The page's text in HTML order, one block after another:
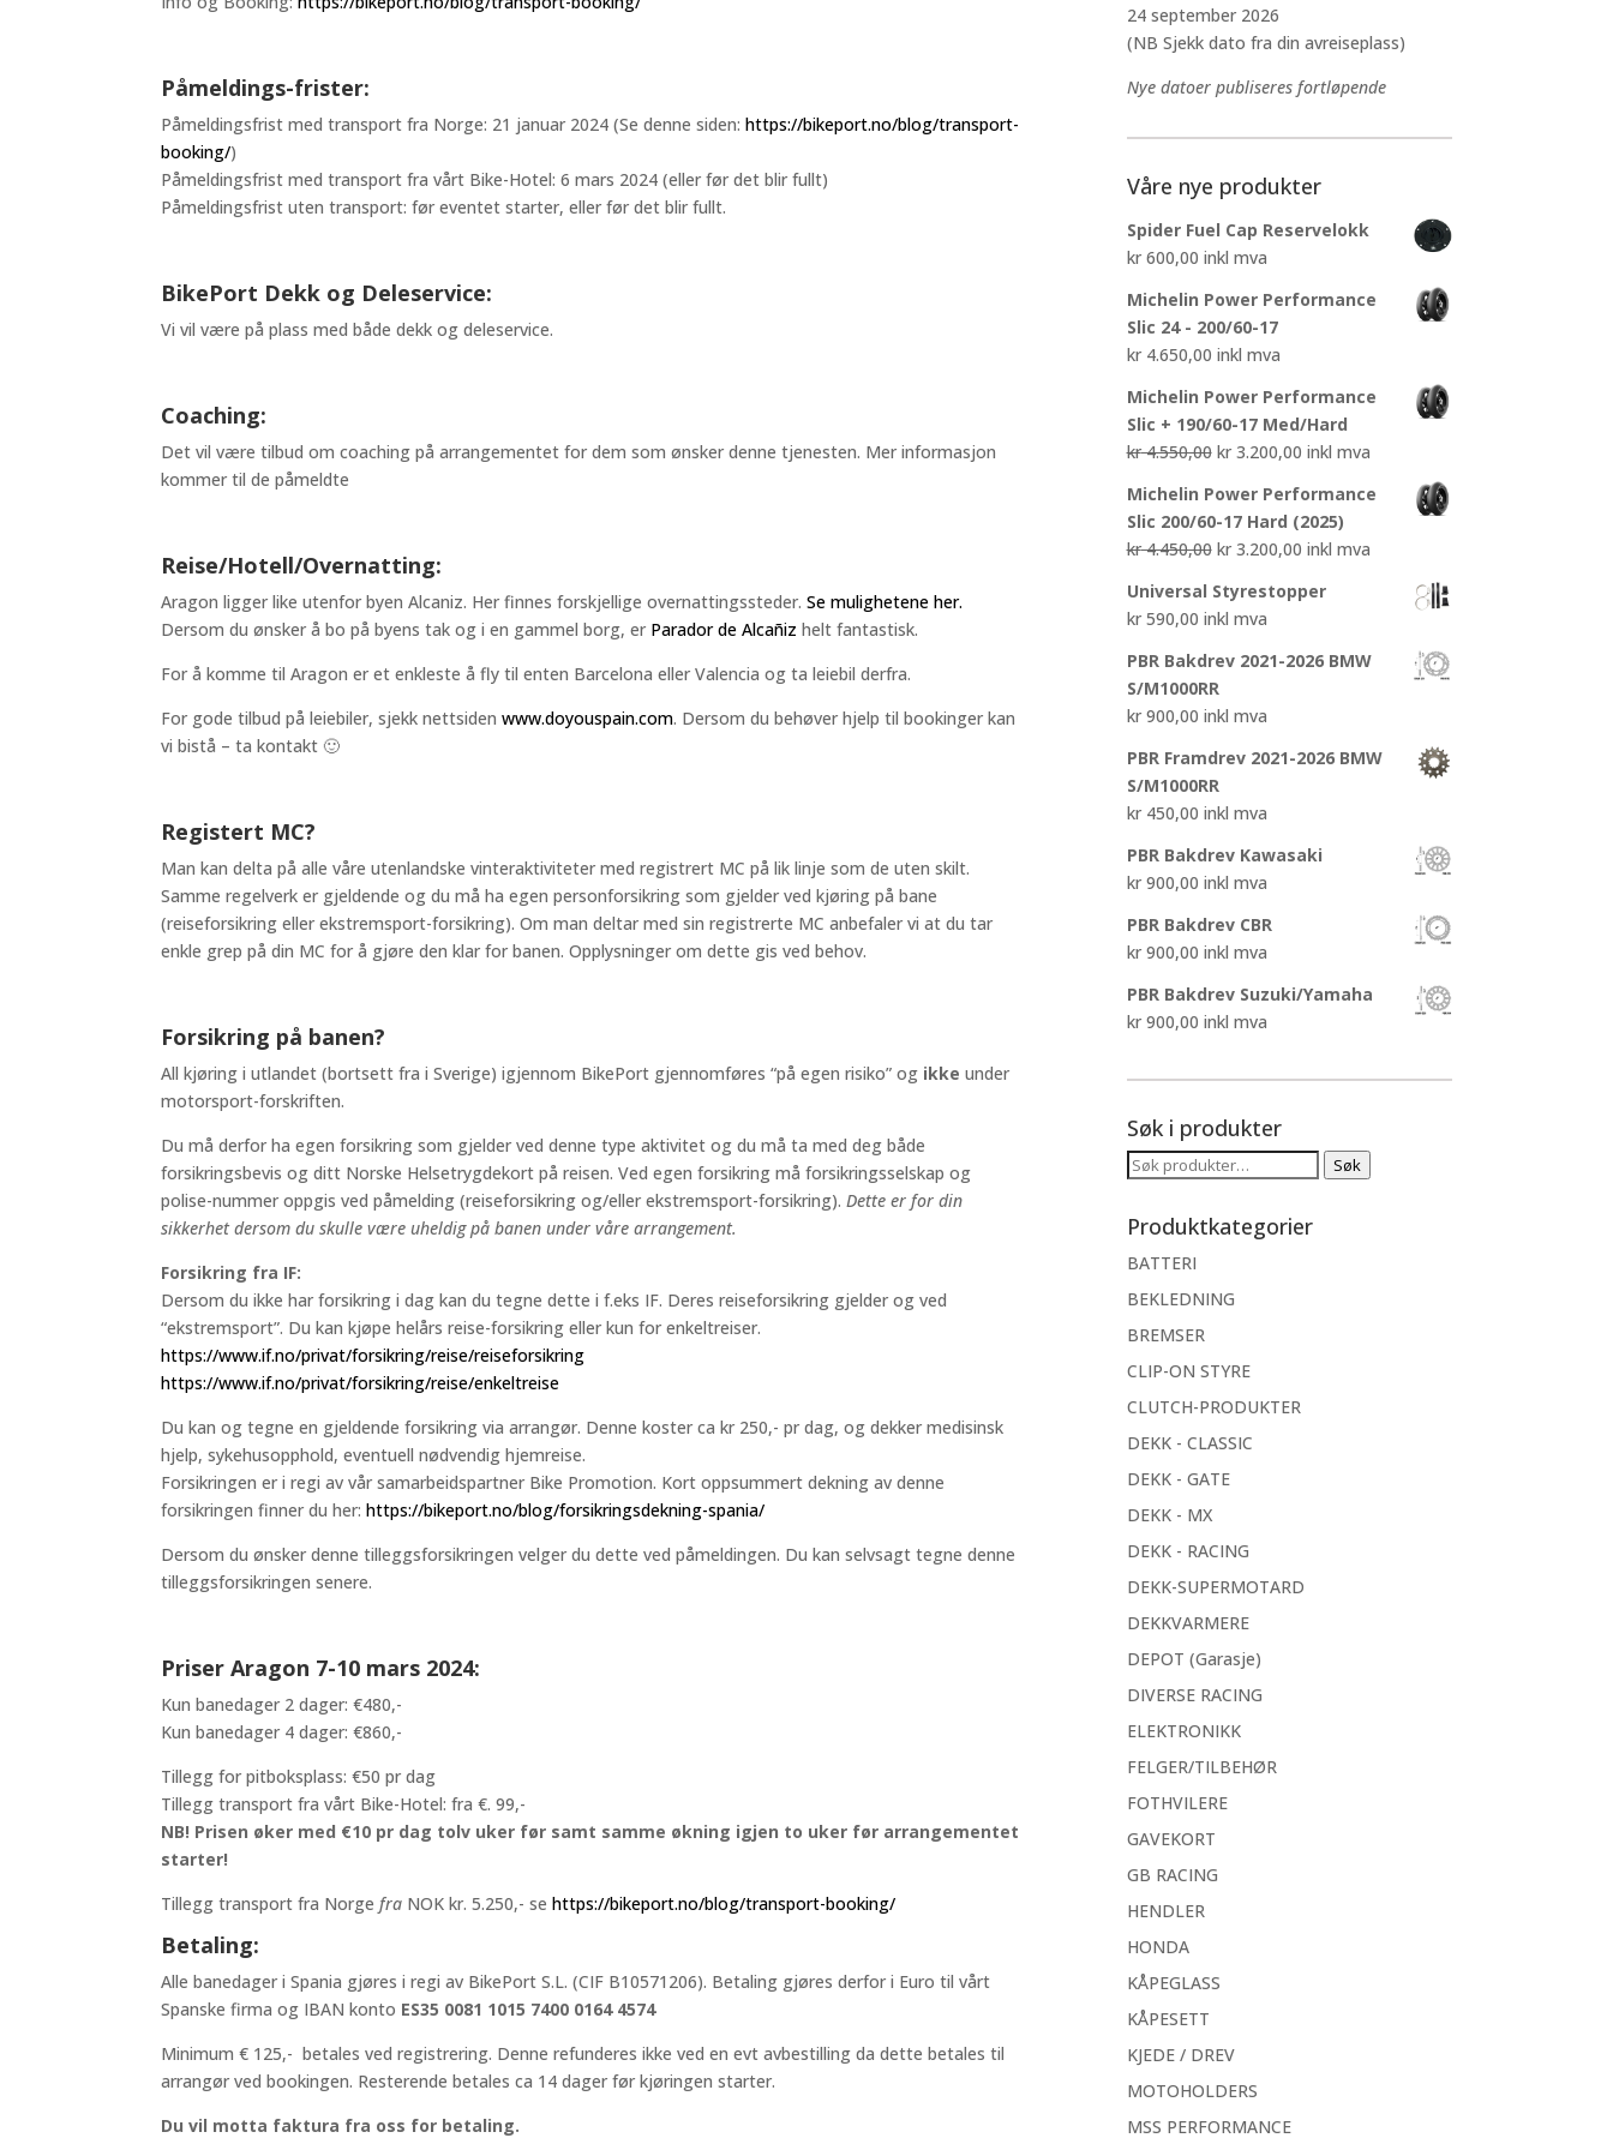
Påmeldings-frister:
Påmeldingsfrist med transport fra Norge: 21 januar 2024 (Se denne siden:https://bikeport.no/blog/transport-
booking/)
Påmeldingsfrist med transport fra vårt Bike-Hotel: 6 mars 2024 (eller før det blir fullt)
Påmeldingsfrist uten transport: før eventet starter, eller før det blir fullt.
BikePort Dekk og Deleservice:
Vi vil være på plass med både dekk og deleservice.
Coaching:
Det vil være tilbud om coaching på arrangementet for dem som ønsker denne tjenesten. Mer informasjon
kommer til de påmeldte
Reise/Hotell/Overnatting:
Aragon ligger like utenfor byen Alcaniz. Her finnes forskjellige overnattingssteder.Se mulighetene her.
Dersom du ønsker å bo på byens tak og i en gammel borg, er Parador de Alcañiz helt fantastisk.
For å komme til Aragon er et enkleste å fly til enten Barcelona eller Valencia og ta leiebil derfra.
For gode tilbud på leiebiler, sjekk nettsidenwww.doyouspain.com. Dersom du behøver hjelp til bookinger kan
vi bistå – ta kontakt 🙂
Registert MC?
Man kan delta på alle våre utenlandske vinteraktiviteter med registrert MC på lik linje som de uten skilt.
Samme regelverk er gjeldende og du må ha egen personforsikring som gjelder ved kjøring på bane
(reiseforsikring eller ekstremsport-forsikring). Om man deltar med sin registrerte MC anbefaler vi at du tar
enkle grep på din MC for å gjøre den klar for banen. Opplysninger om dette gis ved behov.
Forsikring på banen?
All kjøring i utlandet (bortsett fra i Sverige) igjennom BikePort gjennomføres “på egen risiko” og ikke under
motorsport-forskriften.
Du må derfor ha egen forsikring som gjelder ved denne type aktivitet og du må ta med deg både
forsikringsbevis og ditt Norske Helsetrygdekort på reisen. Ved egen forsikring må forsikringsselskap og
polise-nummer oppgis ved påmelding (reiseforsikring og/eller ekstremsport-forsikring).Dette er for din
sikkerhet dersom du skulle være uheldig på banen under våre arrangement.
Forsikring fra IF:
Dersom du ikke har forsikring i dag kan du tegne dette i f.eks IF. Deres reiseforsikring gjelder og ved
“ekstremsport”. Du kan kjøpe helårs reise-forsikring eller kun for enkeltreiser.
https://www.if.no/privat/forsikring/reise/reiseforsikring
https://www.if.no/privat/forsikring/reise/enkeltreise
Du kan og tegne en gjeldende forsikring via arrangør. Denne koster ca kr 250,- pr dag, og dekker medisinsk
hjelp, sykehusopphold, eventuell nødvendig hjemreise.
Forsikringen er i regi av vår samarbeidspartner Bike Promotion. Kort oppsummert dekning av denne
forsikringen finner du her:https://bikeport.no/blog/forsikringsdekning-spania/
Dersom du ønsker denne tilleggsforsikringen velger du dette ved påmeldingen. Du kan selvsagt tegne denne
tilleggsforsikringen senere.
Priser Aragon 7-10 mars 2024:
Kun banedager 2 dager: €480,-
Kun banedager 4 dager: €860,-
Tillegg for pitboksplass: €50 pr dag
Tillegg transport fra vårt Bike-Hotel: fra €. 99,-
NB! Prisen øker med €10 pr dag tolv uker før samt samme økning igjen to uker før arrangementet
starter!
Tillegg transport fra Norgefra NOK kr. 5.250,- sehttps://bikeport.no/blog/transport-booking/
Betaling:
Alle banedager i Spania gjøres i regi av BikePort S.L. (CIF B10571206). Betaling gjøres derfor i Euro til vårt
Spanske firma og IBAN konto ES35 0081 1015 7400 0164 4574
Minimum € 125,- betales ved registrering. Denne refunderes ikke ved en evt avbestilling da dette betales til
arrangør ved bookingen. Resterende betales ca 14 dager før kjøringen starter.
Du vil motta faktura fra oss for betaling.
24 september 2026
(NB Sjekk dato fra din avreiseplass)
Nye datoer publiseres fortløpende
Våre nye produkter
Spider Fuel Cap Reservelokk
kr600,00 inkl mva
Michelin Power Performance
Slic 24 - 200/60-17
kr4.650,00 inkl mva
Michelin Power Performance
Slic + 190/60-17 Med/Hard
kr4.550,00 Opprinnelig
var:
kr 4.550,00.
kr3.200,00Nåværende
er:
kr 3.200,00.
inkl mva
Michelin Power Performance
Slic 200/60-17 Hard (2025)
kr4.450,00 Opprinnelig
var:
kr 4.450,00.
kr3.200,00Nåværende
er:
inkl mva
Universal Styrestopper
kr590,00 inkl mva
PBR Bakdrev 2021-2026 BMW
S/M1000RR
kr900,00 inkl mva
PBR Framdrev 2021-2026 BMW
S/M1000RR
kr450,00 inkl mva
PBR Bakdrev Kawasaki
kr900,00 inkl mva
PBR Bakdrev CBR
kr900,00 inkl mva
PBR Bakdrev Suzuki/Yamaha
kr900,00 inkl mva
Søk i produkter
Søk
Søk
Produktkategorier
BATTERI
BEKLEDNING
BREMSER
CLIP-ON STYRE
CLUTCH-PRODUKTER
DEKK - CLASSIC
DEKK - GATE
DEKK - MX
DEKK - RACING
DEKK-SUPERMOTARD
DEKKVARMERE
DEPOT (Garasje)
DIVERSE RACING
ELEKTRONIKK
FELGER/TILBEHØR
FOTHVILERE
GAVEKORT
GB RACING
HENDLER
HONDA
KÅPEGLASS
KÅPESETT
KJEDE / DREV
MOTOHOLDERS
MSS PERFORMANCE